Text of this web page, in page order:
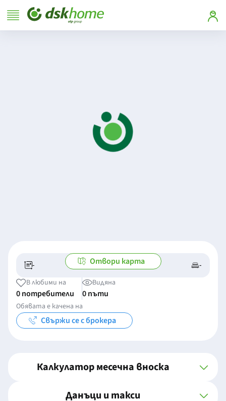
- -/- -
Отвори карта
В любими на
0 потребители
Видяна
0 пъти
Обявата е качена на
Свържи се с брокера
Калкулатор месечна вноска
Данъци и такси